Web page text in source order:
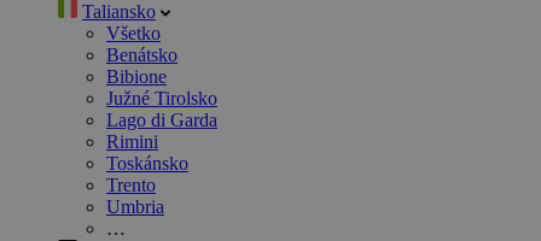
Taliansko
Všetko
Benátsko
Bibione
Južné Tirolsko
Lago di Garda
Rimini
Toskánsko
Trento
Umbria
…